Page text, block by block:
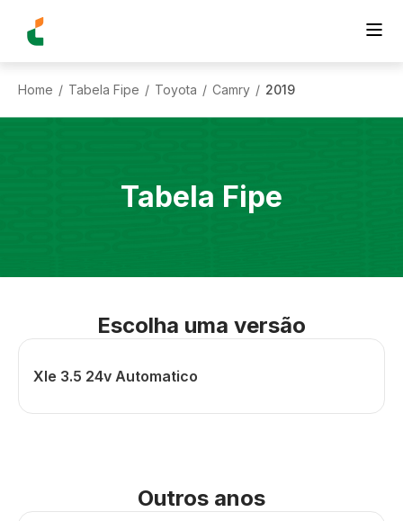
Home / Tabela Fipe / Toyota / Camry / 2019
Tabela Fipe
Escolha uma versão
Xle 3.5 24v Automatico
Outros anos